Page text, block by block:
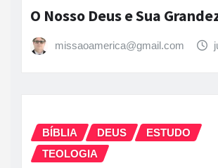
O Nosso Deus e Sua
missaoamerica@gmail.com
BÍBLIA DEUS
ESTUDO
TEOLOGIA